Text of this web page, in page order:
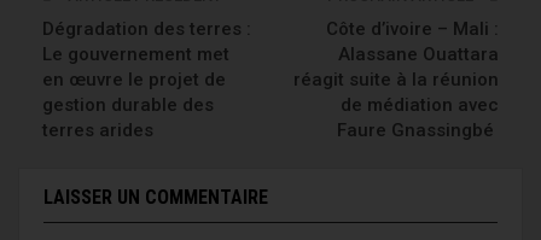
Dégradation des terres :
Le gouvernement met
en œuvre le projet de
gestion durable des
terres arides
Côte d’ivoire – Mali :
Alassane Ouattara
réagit suite à la réunion
de médiation avec
Faure Gnassingbé
LAISSER UN COMMENTAIRE